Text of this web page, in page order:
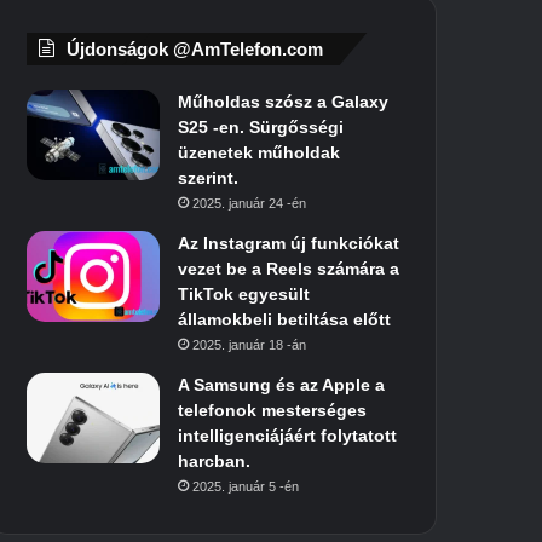
Újdonságok @AmTelefon.com
Műholdas szósz a Galaxy
S25 -en. Sürgősségi
üzenetek műholdak
szerint.
2025. január 24 -én
Az Instagram új funkciókat
vezet be a Reels számára a
TikTok egyesült
államokbeli betiltása előtt
2025. január 18 -án
A Samsung és az Apple a
telefonok mesterséges
intelligenciájáért folytatott
harcban.
2025. január 5 -én